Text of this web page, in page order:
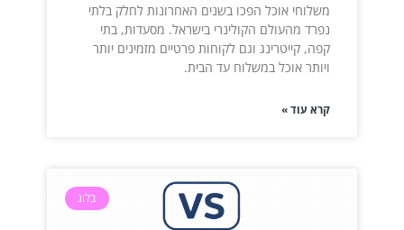
משלוחי אוכל הפכו בשנים האחרונות לחלק בלתי
נפרד מהעולם הקולינרי בישראל. מסעדות, בתי
קפה, קייטרינג וגם לקוחות פרטיים מזמינים יותר
ויותר אוכל במשלוח עד הבית.
קרא עוד »
בלוג